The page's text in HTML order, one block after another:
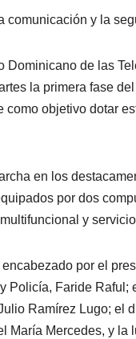
comunicación y la
Dominicano de las
la primera fase
objetivo dotar
en los
por dos
y
por el
Policía, Faride
Ramírez Lugo; el
María Mercedes, y